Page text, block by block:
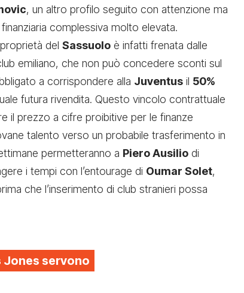
, un altro profilo seguito con attenzione ma
complessiva molto elevata.
del Sassuolo è infatti frenata dalle
emiliano, che non può concedere sconti sul
a corrispondere alla Juventus il 50%
futura rivendita. Questo vincolo contrattuale
il prezzo a cifre proibitive per le finanze
talento verso un probabile trasferimento in
permetteranno a Piero Ausilio di
i tempi con l’entourage di Oumar Solet,
che l’inserimento di club stranieri possa
Jones servono